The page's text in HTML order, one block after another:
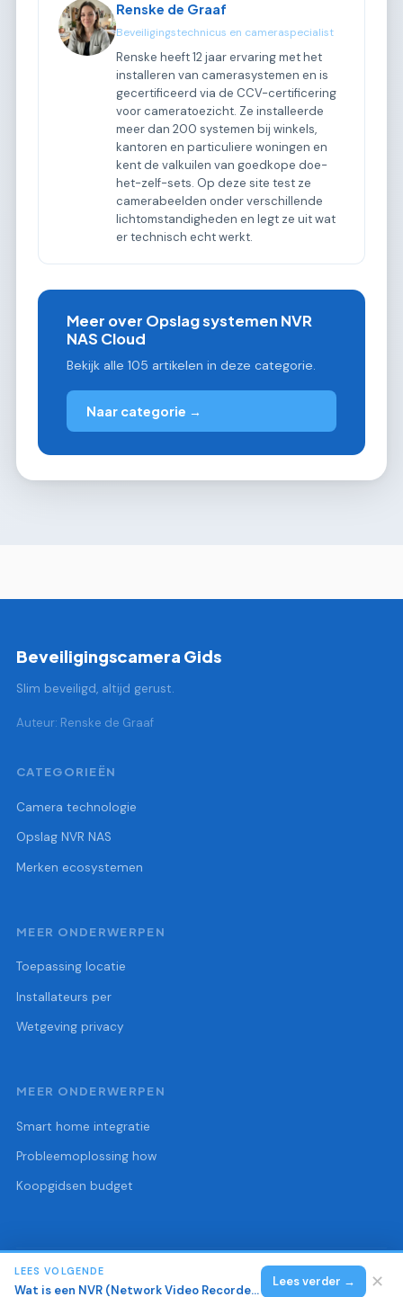
Renske de Graaf
Beveiligingstechnicus en cameraspecialist
Renske heeft 12 jaar ervaring met het
installeren van camerasystemen en is
gecertificeerd via de CCV-certificering
voor cameratoezicht. Ze installeerde
meer dan 200 systemen bij winkels,
kantoren en particuliere woningen en
kent de valkuilen van goedkope doe-
het-zelf-sets. Op deze site test ze
camerabeelden onder verschillende
lichtomstandigheden en legt ze uit wat
er technisch echt werkt.
Meer over Opslag systemen NVR
NAS Cloud
Bekijk alle 105 artikelen in deze categorie.
Naar categorie →
Beveiligingscamera Gids
Slim beveiligd, altijd gerust.
Auteur: Renske de Graaf
CATEGORIEËN
Camera technologie
Opslag NVR NAS
Merken ecosystemen
MEER ONDERWERPEN
Toepassing locatie
Installateurs per
Wetgeving privacy
MEER ONDERWERPEN
Smart home integratie
Probleemoplossing how
Koopgidsen budget
© 2026 Beveiligingscamera Gids Alle rechten voorbehouden.
LEES VOLGENDE
Wat is een NVR (Network Video Recorder) en hoe werkt het?
Lees verder → ✕